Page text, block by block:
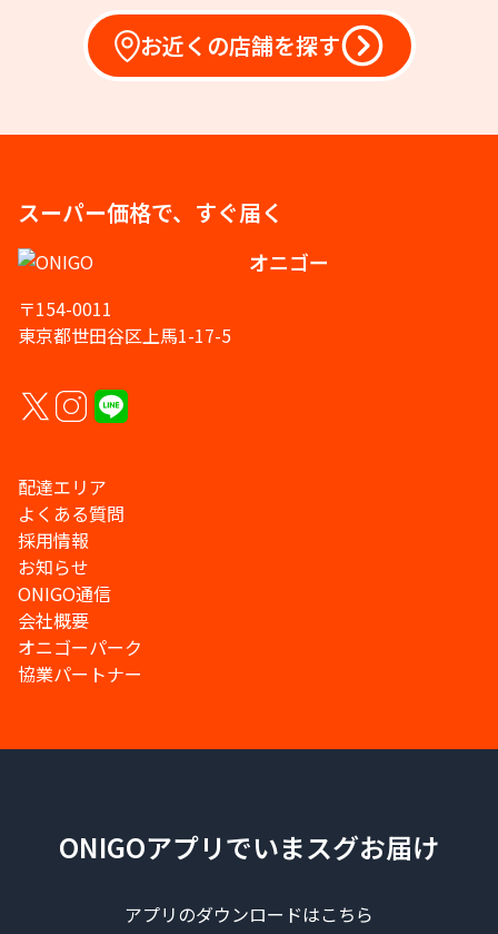
お近くの店舗を探す
スーパー価格で、すぐ届く
オニゴー
〒154-0011
東京都世田谷区上馬1-17-5
配達エリア
よくある質問
採用情報
お知らせ
ONIGO通信
会社概要
オニゴーパーク
協業パートナー
ONIGOアプリでいまスグお届け
アプリのダウンロードはこちら